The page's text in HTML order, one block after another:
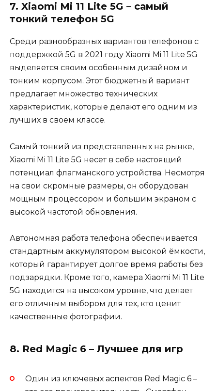
7. Xiaomi Mi 11 Lite 5G – самый
тонкий телефон 5G
Среди разнообразных вариантов телефонов с
поддержкой 5G в 2021 году Xiaomi Mi 11 Lite 5G
выделяется своим особенным дизайном и
тонким корпусом. Этот бюджетный вариант
предлагает множество технических
характеристик, которые делают его одним из
лучших в своем классе.
Самый тонкий из представленных на рынке,
Xiaomi Mi 11 Lite 5G несет в себе настоящий
потенциал флагманского устройства. Несмотря
на свои скромные размеры, он оборудован
мощным процессором и большим экраном с
высокой частотой обновления.
Автономная работа телефона обеспечивается
стандартным аккумулятором высокой ёмкости,
который гарантирует долгое время работы без
подзарядки. Кроме того, камера Xiaomi Mi 11 Lite
5G находится на высоком уровне, что делает
его отличным выбором для тех, кто ценит
качественные фотографии.
8. Red Magic 6 – Лучшее для игр
Один из ключевых аспектов Red Magic 6 –